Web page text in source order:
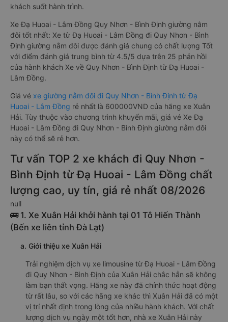
khách suốt hành trình.
Xe Đạ Huoai - Lâm Đồng Quy Nhơn - Bình Định giường nằm
đôi tốt nhất: Xe từ Đạ Huoai - Lâm Đồng đi Quy Nhơn - Bình
Định giường nằm đôi được đánh giá chung có chất lượng Tốt
với điểm đánh giá trung bình từ 4.5/5 dựa trên 25 phản hồi
của hành khách Xe về Quy Nhơn - Bình Định từ Đạ Huoai -
Lâm Đồng.
Giá vé xe giường nằm đôi đi Quy Nhơn - Bình Định từ Đạ
Huoai - Lâm Đồng rẻ nhất là 600000VND của hãng xe Xuân
Hải. Tùy thuộc vào chương trình khuyến mãi, giá vé Xe Đạ
Huoai - Lâm Đồng đi Quy Nhơn - Bình Định giường nằm đôi
này có thể sẽ rẻ hơn.
Tư vấn TOP 2 xe khách đi Quy Nhơn -
Bình Định từ Đạ Huoai - Lâm Đồng chất
lượng cao, uy tín, giá rẻ nhất 08/2026
null
🚌 1. Xe Xuân Hải khởi hành tại 01 Tô Hiến Thành
(Bến xe liên tỉnh Đà Lạt)
a. Giới thiệu xe Xuân Hải
Trải nghiệm dịch vụ xe limousine từ Đạ Huoai - Lâm Đồng
đi Quy Nhơn - Bình Định của Xuân Hải chắc hẳn sẽ không
làm bạn thất vọng. Hãng xe này đã chính thức hoạt động
từ rất lâu, so với các hãng xe khác thì Xuân Hải đã có một
vị trí nhất định trong lòng của nhiều hành khách. Với chất
lượng dịch vụ ngày một tốt hơn, nhà xe Xuân Hải này